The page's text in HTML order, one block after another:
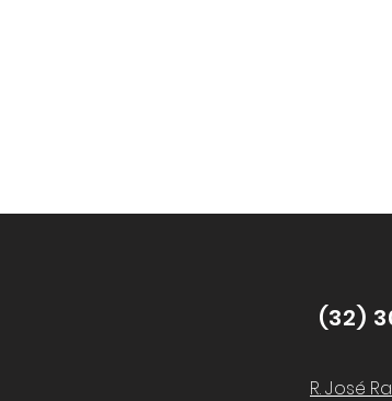
(32)
R. José